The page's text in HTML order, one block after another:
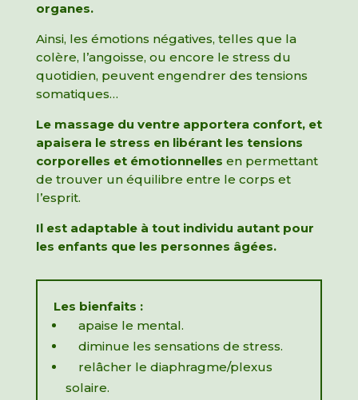
organes.
Ainsi, les émotions négatives, telles que la
colère, l’angoisse, ou encore le stress du
quotidien, peuvent engendrer des tensions
somatiques…
Le massage du ventre apportera confort, et
apaisera le stress en libérant les tensions
corporelles et émotionnelles en permettant
de trouver un équilibre entre le corps et
l’esprit.
Il est adaptable à tout individu autant pour
les enfants que les personnes âgées.
Les bienfaits :
apaise le mental.
diminue les sensations de stress.
relâcher le diaphragme/plexus
solaire.